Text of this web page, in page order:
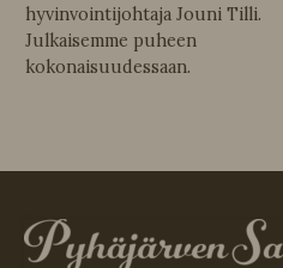
hyvinvointijohtaja Jouni Tilli.
Julkaisemme puheen
kokonaisuudessaan.